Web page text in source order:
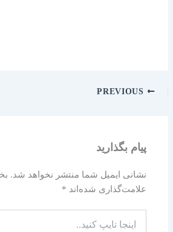
پیام بگذارید
نشانی ایمیل شما منتشر نخواهد شد.
علامت‌گذاری شده‌اند *
تایپ